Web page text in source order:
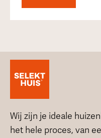
Wij zijn je ideale
het hele proces, van